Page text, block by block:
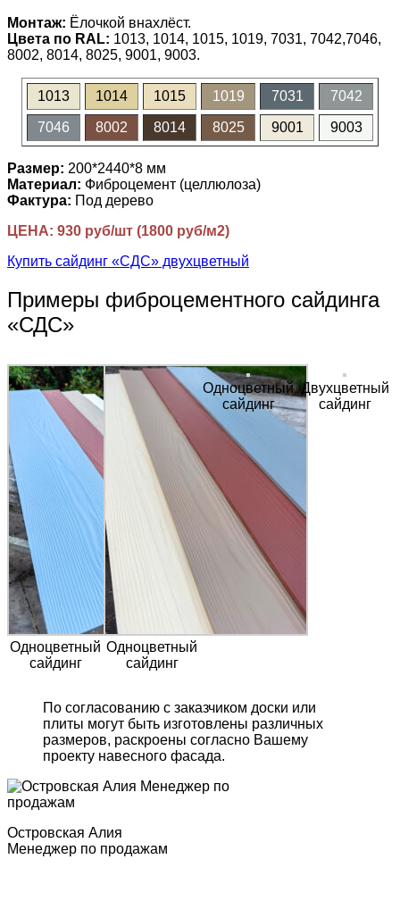
Монтаж: Ёлочкой внахлёст.
Цвета по RAL: 1013, 1014, 1015, 1019, 7031, 7042,7046,
8002, 8014, 8025, 9001, 9003.
1013 1014 1015 1019 7031 7042
7046 8002 8014 8025 9001 9003
Размер: 200*2440*8 мм
Материал: Фиброцемент (целлюлоза)
Фактура: Под дерево
ЦЕНА: 930 руб/шт (1800 руб/м2)
Купить сайдинг «СДС» двухцветный
Примеры фиброцементного сайдинга
«СДС»
Одноцветный
сайдинг
Одноцветный
сайдинг
Одноцветный
сайдинг
Двухцветный
сайдинг
По согласованию с заказчиком доски или
плиты могут быть изготовлены различных
размеров, раскроены согласно Вашему
проекту навесного фасада.
Островская Алия
Менеджер по продажам